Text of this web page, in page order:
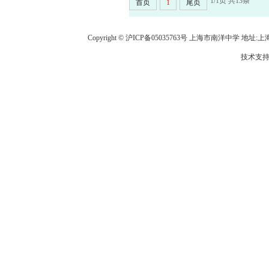
首页 1 尾页
Copyright © 沪ICP备05035763号 上海市南洋中学 地址:上
技术支